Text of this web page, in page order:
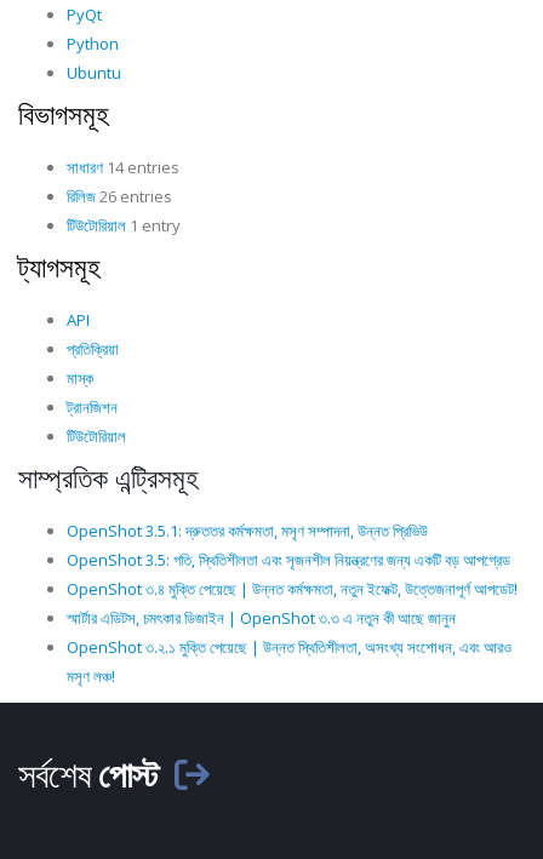
PyQt
Python
Ubuntu
বিভাগসমূহ
সাধারণ 14 entries
রিলিজ26 entries
টিউটোরিয়াল 1 entry
ট্যাগসমূহ
API
প্রতিক্রিয়া
মাস্ক
ট্রানজিশন
টিউটোরিয়াল
সাম্প্রতিক এন্ট্রিসমূহ
OpenShot 3.5.1: দ্রুততর কর্মক্ষমতা, মসৃণ সম্পাদনা, উন্নত প্রিভিউ
OpenShot 3.5: গতি, স্থিতিশীলতা এবং সৃজনশীল নিয়ন্ত্রণের জন্য একটি বড় আপগ্রেড
OpenShot ৩.৪ মুক্তি পেয়েছে | উন্নত কর্মক্ষমতা, নতুন ইফেক্ট, উত্তেজনাপূর্ণ আপডেট!
স্মার্টার এডিটস, চমৎকার ডিজাইন | OpenShot ৩.৩ এ নতুন কী আছে জানুন
OpenShot ৩.২.১ মুক্তি পেয়েছে | উন্নত স্থিতিশীলতা, অসংখ্য সংশোধন, এবং আরও
মসৃণ লঞ্চ!
সর্বশেষপোস্ট